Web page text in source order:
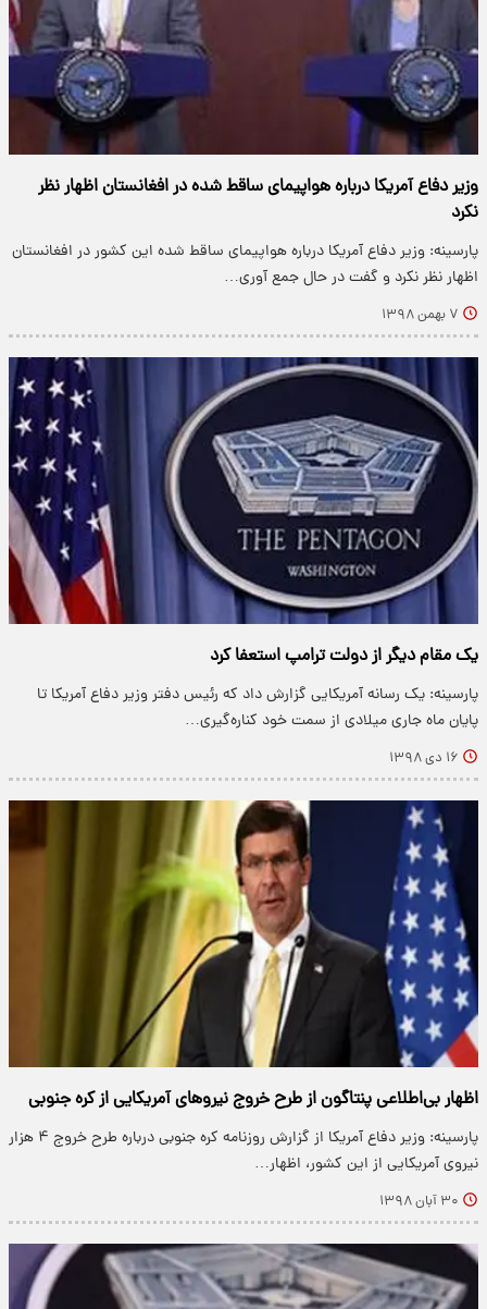
وزیر دفاع آمریکا درباره هواپیمای ساقط شده در افغانستان اظهار نظر
نکرد
پارسینه: وزیر دفاع آمریکا درباره هواپیمای ساقط شده این کشور در افغانستان
اظهار نظر نکرد و گفت در حال جمع آوری…
۷ بهمن ۱۳۹۸
یک مقام دیگر از دولت ترامپ استعفا کرد
پارسینه: یک رسانه آمریکایی گزارش داد که رئیس دفتر وزیر دفاع آمریکا تا
پایان ماه جاری میلادی از سمت خود کناره‌گیری…
۱۶ دی ۱۳۹۸
اظهار بی‌اطلاعی پنتاگون از طرح خروج نیرو‌های آمریکایی از کره جنوبی
پارسینه: وزیر دفاع آمریکا از گزارش روزنامه کره جنوبی درباره طرح خروج ۴ هزار
نیروی آمریکایی از این کشور، اظهار…
۳۰ آبان ۱۳۹۸